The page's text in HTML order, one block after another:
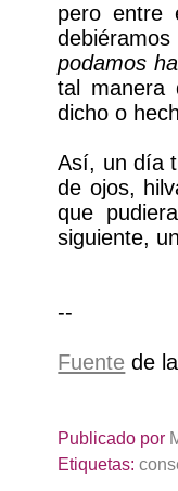
pero entre
podamos
tal manera
dicho o
Así, un día
de ojos,
que
siguiente,
--
Fuente de
Publicado por
Etiquetas: